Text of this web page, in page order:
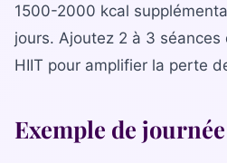
1500-2000 kcal
jours. Ajoutez 2 à 3
HIIT pour amplifier la perte
Exemple de